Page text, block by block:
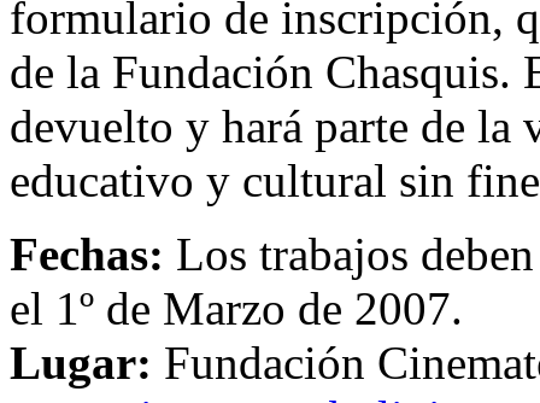
formulario de inscripción,
de la Fundación Chasquis.
devuelto y hará parte de la
educativo y cultural sin
Fechas: Los trabajos
el 1º de Marzo de 2007.
Lugar: Fundación